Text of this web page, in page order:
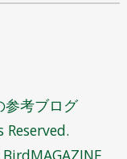
参考ブログ